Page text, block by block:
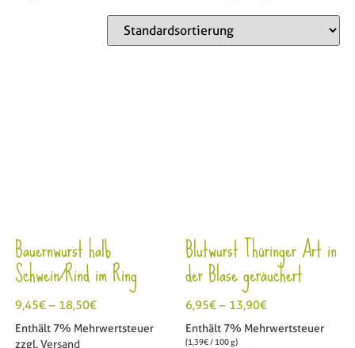
Bauernwurst halb
Schwein/Rind im Ring
9,45€ – 18,50€
Enthält 7% Mehrwertsteuer
zzgl.Versand
Blutwurst Thüringer Art in
der Blase geräuchert
6,95€ – 13,90€
Enthält 7% Mehrwertsteuer
(1,39€/ 100 g)